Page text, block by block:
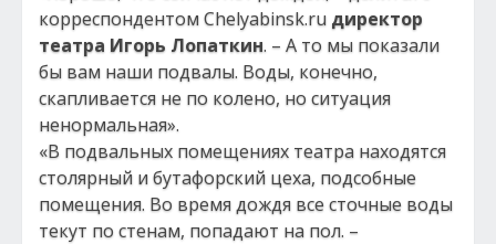
корреспондентом Сhelyabinsk.ru директор
театра Игорь Лопаткин. – А то мы показали
бы вам наши подвалы. Воды, конечно,
скапливается не по колено, но ситуация
ненормальная».
«В подвальных помещениях театра находятся
столярный и бутафорский цеха, подсобные
помещения. Во время дождя все сточные воды
текут по стенам, попадают на пол. –